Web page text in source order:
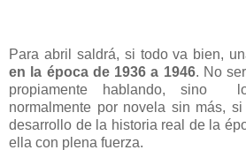
Para abril saldrá, si todo va bien,
en la época de 1936 a 1946. No
propiamente hablando, sino
normalmente por novela sin más,
desarrollo de la historia real de la
ella con plena fuerza.